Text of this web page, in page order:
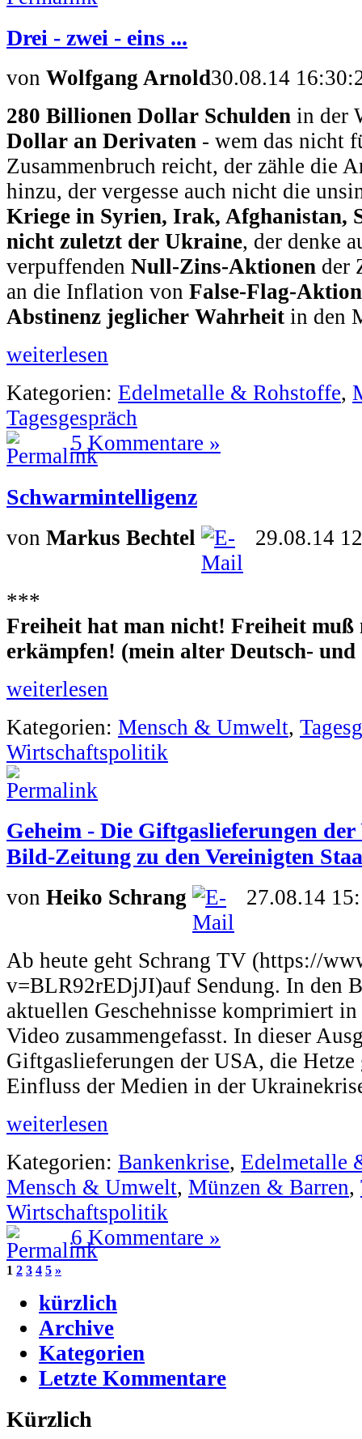
Drei - zwei - eins ...
von Wolfgang Arnold30.08.14
280 Billionen Dollar Schulden in der
Dollar an Derivaten - wem das nicht
Zusammenbruch reicht, der zähle die
hinzu, der vergesse auch nicht die
Kriege in Syrien, Irak, Afghanistan,
nicht zuletzt der Ukraine, der denke
verpuffenden Null-Zins-Aktionen der
an die Inflation von False-Flag-
Abstinenz jeglicher Wahrheit in den
weiterlesen
Kategorien: Edelmetalle & Rohstoffe,
Tagesgespräch
5 Kommentare »
Schwarmintelligenz
von Markus Bechtel 29.08.14
***
Freiheit hat man nicht! Freiheit muß
erkämpfen! (mein alter Deutsch-
weiterlesen
Kategorien: Mensch & Umwelt,
Wirtschaftspolitik
Geheim - Die Giftgaslieferungen
Bild-Zeitung zu den Vereinigten
von Heiko Schrang 27.08.14
Ab heute geht Schrang TV (https://
v=BLR92rEDjJI)auf Sendung. In den
aktuellen Geschehnisse komprimiert
Video zusammengefasst. In dieser
Giftgaslieferungen der USA, die Hetze
Einfluss der Medien in der
weiterlesen
Kategorien: Bankenkrise, Edelmetalle
Mensch & Umwelt, Münzen & Barren,
Wirtschaftspolitik
6 Kommentare »
1 2 3 4 5 »
kürzlich
Archive
Kategorien
Letzte Kommentare
Kürzlich